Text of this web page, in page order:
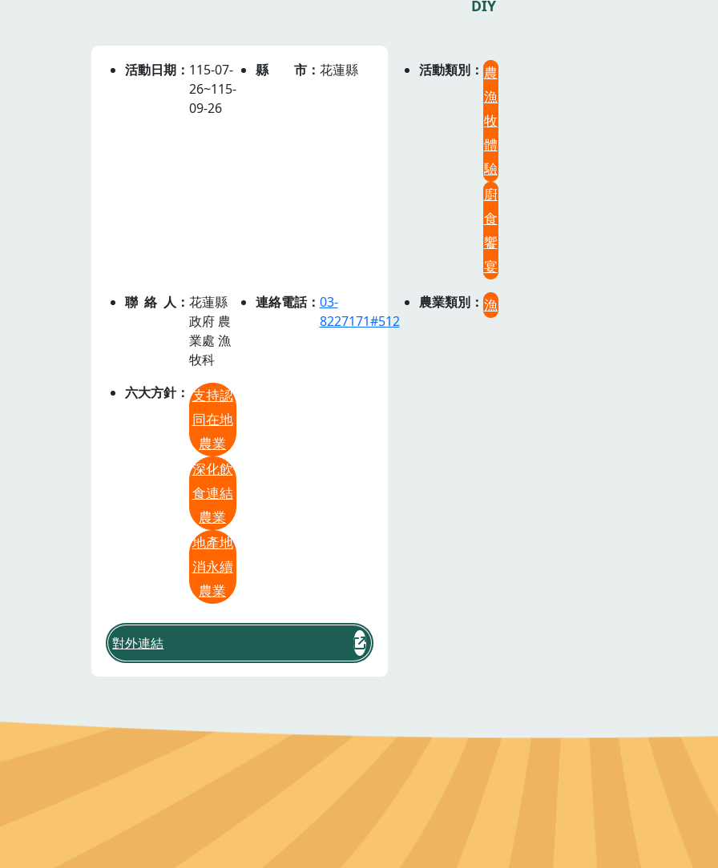
DIY
活動日期
115-07-
26~115-
09-26
縣市 花蓮縣 活動類別
農
漁
牧
體
驗
廚
食
饗
宴
聯絡人
花蓮縣
政府 農
業處 漁
牧科
連絡電話
03-
8227171#512
農業類別 漁
六大方針
支持認
同在地
農業
深化飲
食連結
農業
地產地
消永續
農業
對外連結